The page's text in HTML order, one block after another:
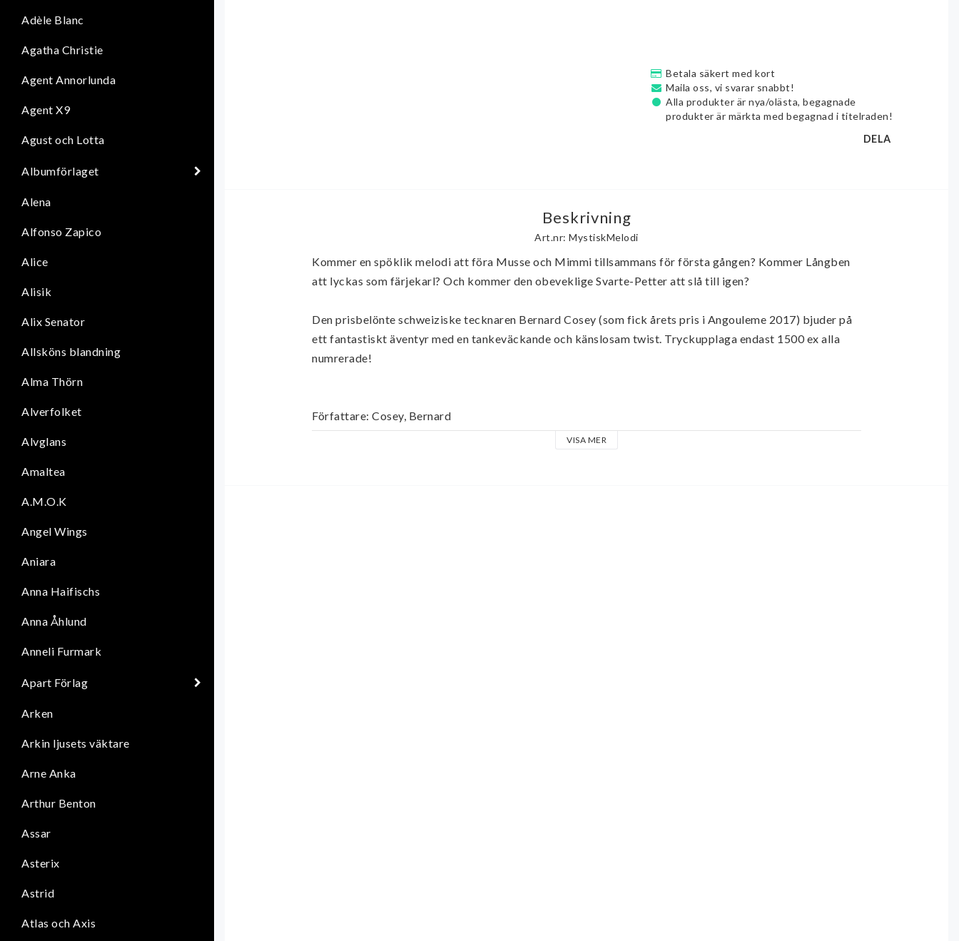
Adèle Blanc
Agatha Christie
Agent Annorlunda
Agent X9
Agust och Lotta
Albumförlaget
Alena
Alfonso Zapico
Alice
Alisik
Alix Senator
Allsköns blandning
Alma Thörn
Alverfolket
Alvglans
Amaltea
A.M.O.K
Angel Wings
Aniara
Anna Haifischs
Anna Åhlund
Anneli Furmark
Apart Förlag
Arken
Arkin ljusets väktare
Arne Anka
Arthur Benton
Assar
Asterix
Astrid
Atlas och Axis
Betala säkert med kort
Maila oss, vi svarar snabbt!
Alla produkter är nya/olästa, begagnade
produkter är märkta med begagnad i titelraden!
DELA
Beskrivning
Art.nr: MystiskMelodi
Kommer en spöklik melodi att föra Musse och Mimmi tillsammans för första gången? Kommer Långben
att lyckas som färjekarl? Och kommer den obeveklige Svarte-Petter att slå till igen?
Den prisbelönte schweiziske tecknaren Bernard Cosey (som fick årets pris i Angouleme 2017) bjuder på
ett fantastiskt äventyr med en tankeväckande och känslosam twist. Tryckupplaga endast 1500 ex alla
numrerade!
Författare: Cosey, Bernard
Förlag: Egmont
VISA MER